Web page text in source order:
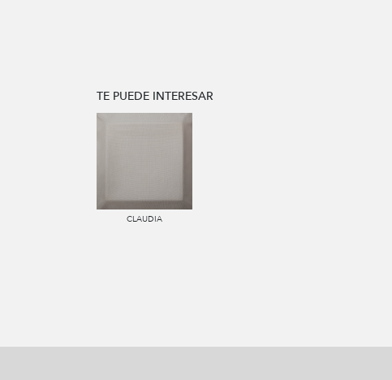
TE PUEDE INTERESAR
CLAUDIA